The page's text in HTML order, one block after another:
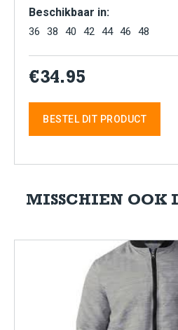
Beschikbaar in:
36 38 40 42 44 46 48
€34.95
BESTEL DIT PRODUCT
MISSCHIEN OOK